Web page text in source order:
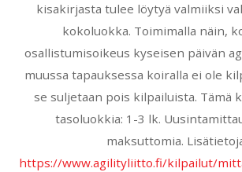
kisakirjasta tulee löytyä valmiiksi
kokoluokka. Toimimalla näin,
osallistumisoikeus kyseisen päivän
muussa tapauksessa koiralla ei ole
se suljetaan pois kilpailuista. Tämä
tasoluokkia: 1-3 lk.
maksuttomia.
https://www.agilityliitto.fi/kilpailut/